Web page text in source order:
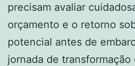
precisam avaliar
orçamento e o retorno
potencial antes de
jornada de transformação